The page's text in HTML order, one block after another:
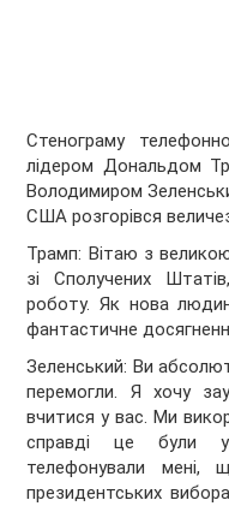
Стенограму
лідером Дональдом
Володимиром
США розгорівся
Трамп: Вітаю з
зі Сполучених
роботу. Як нова
фантастичне
Зеленський: Ви
перемогли. Я хочу
вчитися у вас. Ми
справді це були
телефонували мені,
президентських